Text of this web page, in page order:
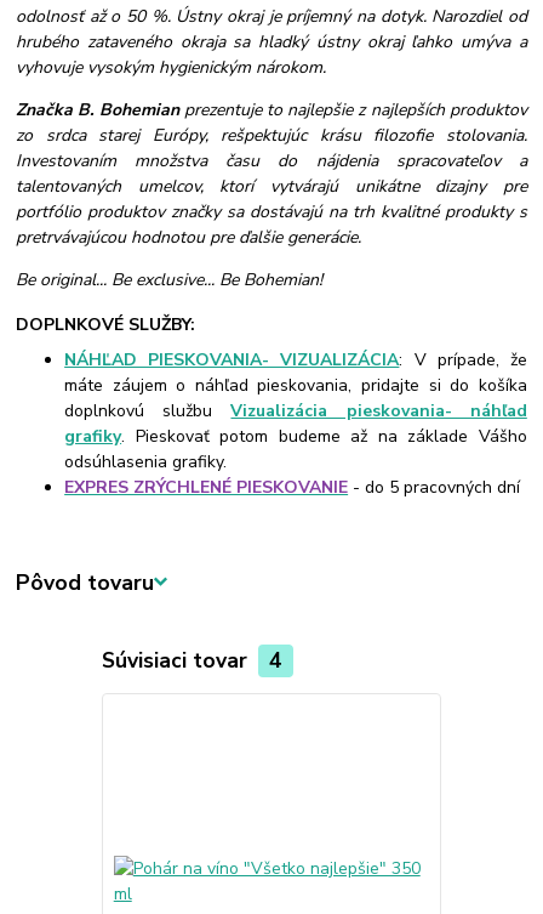
odolnosť až o 50 %. Ústny okraj je príjemný na dotyk. Narozdiel od
hrubého zataveného okraja sa hladký ústny okraj ľahko umýva a
vyhovuje vysokým hygienickým nárokom.
Značka B. Bohemianprezentuje to najlepšie z najlepších produktov
zo srdca starej Európy, rešpektujúc krásu filozofie stolovania.
Investovaním množstva času do nájdenia spracovateľov a
talentovaných umelcov, ktorí vytvárajú unikátne dizajny pre
portfólio produktov značky sa dostávajú na trh kvalitné produkty s
pretrvávajúcou hodnotou pre ďalšie generácie.
Be original... Be exclusive... Be Bohemian!
DOPLNKOVÉ SLUŽBY:
NÁHĽAD PIESKOVANIA- VIZUALIZÁCIA: V prípade, že
máte záujem o náhľad pieskovania, pridajte si do košíka
doplnkovú službuVizualizácia pieskovania- náhľad
grafiky. Pieskovať potom budeme až na základe Vášho
odsúhlasenia grafiky.
EXPRES ZRÝCHLENÉ PIESKOVANIE - do 5 pracovných dní
Pôvod tovaru
Súvisiaci tovar 4